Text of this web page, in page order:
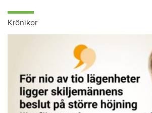
Krönikor